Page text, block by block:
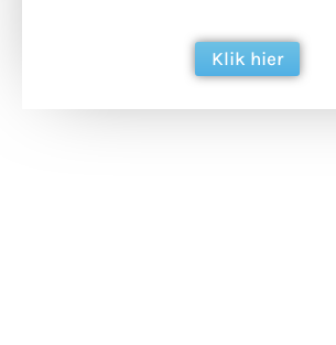
Klik hier